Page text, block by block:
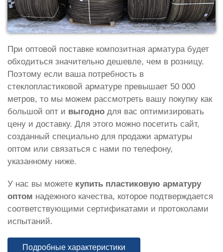
При оптовой поставке композитная арматура будет
обходиться значительно дешевле, чем в розницу.
Поэтому если ваша потребность в
стеклопластиковой арматуре превышает 50 000
метров, то мы можем рассмотреть вашу покупку как
большой опт и выгодно для вас оптимизировать
цену и доставку. Для этого можно посетить сайт,
созданный специально для продажи арматуры
оптом или связаться с нами по телефону,
указанному ниже.
У нас вы можете купить пластиковую арматуру
оптом надежного качества, которое подтверждается
соответствующими сертификатами и протоколами
испытаний.
Подробные характеристики